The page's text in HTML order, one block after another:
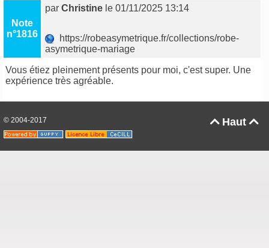
Note
n°1816
parChristine le 01/11/2025 13:14
https://robeasymetrique.fr/collections/robe-
asymetrique-mariage
Vous étiez pleinement présents pour moi, c'est super. Une
expérience très agréable.
Haut 
© 2004-2017